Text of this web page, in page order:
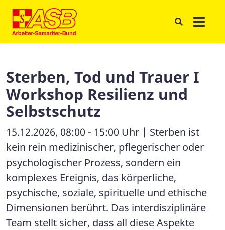
Sterben, Tod und Trauer I
Workshop Resilienz und
Selbstschutz
15.12.2026, 08:00 - 15:00 Uhr | Sterben ist
kein rein medizinischer, pflegerischer oder
psychologischer Prozess, sondern ein
komplexes Ereignis, das körperliche,
psychische, soziale, spirituelle und ethische
Dimensionen berührt. Das interdisziplinäre
Team stellt sicher, dass all diese Aspekte